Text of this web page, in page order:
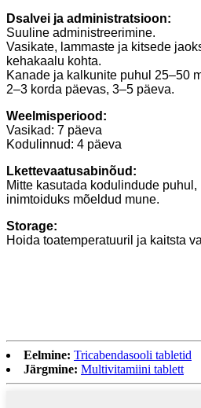
Dsalvei ja administratsioon:
Suuline administreerimine.
Vasikate, lammaste ja kitsede
kehakaalu kohta.
Kanade ja kalkunite puhul 25–50
2–3 korda päevas, 3–5 päeva.
Weelmisperiood:
Vasikad: 7 päeva
Kodulinnud: 4 päeva
Lkettevaatusabinõud:
Mitte kasutada kodulindude
inimtoiduks mõeldud mune.
Storage:
Hoida toatemperatuuril ja kaitsta
Eelmine: Tricabendasooli tabletid
Järgmine: Multivitamiini tablett